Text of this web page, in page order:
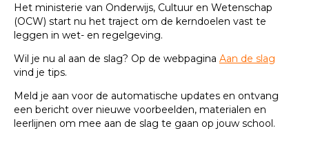
Het ministerie van Onderwijs, Cultuur en Wetenschap
(OCW) start nu het traject om de kerndoelen vast te
leggen in wet- en regelgeving.
Wil je nu al aan de slag? Op de webpagina Aan de slag
vind je tips.
Meld je aan voor de automatische updates en ontvang
een bericht over nieuwe voorbeelden, materialen en
leerlijnen om mee aan de slag te gaan op jouw school.